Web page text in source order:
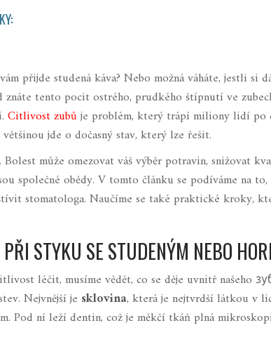
přijde studená káva? Nebo možná váháte, jestli
znáte tento pocit ostrého, prudkého štípnutí ve
Citlivost zubůje problém, který trápí miliony lidí po
jde o dočasný stav, který lze řešit.
může omezovat váš výběr potravin, snižovat
společné obědy. V tomto článku se podíváme na
stomatologa. Naučíme se také praktické kroky,
STYKU SE STUDENÝM NEBO
léčit, musíme vědět, co se děje uvnitř našeho
Nejvnější je sklovina, která je nejtvrdší látkou v
. Pod ní leží dentin, což je měkčí tkáň plná